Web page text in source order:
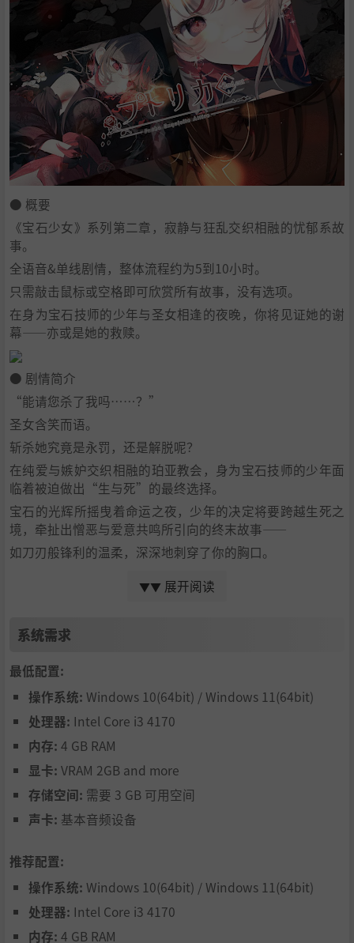
● 概要
《宝石少女》系列第二章，寂静与狂乱交织相融的忧郁系故
事。
全语音&单线剧情，整体流程约为5到10小时。
只需敲击鼠标或空格即可欣赏所有故事，没有选项。
在身为宝石技师的少年与圣女相逢的夜晚，你将见证她的谢
幕——亦或是她的救赎。
● 剧情简介
“能请您杀了我吗……？”
圣女含笑而语。
斩杀她究竟是永罚，还是解脱呢？
在纯爱与嫉妒交织相融的珀亚教会，身为宝石技师的少年面
临着被迫做出“生与死”的最终选择。
宝石的光辉所摇曳着命运之夜，少年的决定将要跨越生死之
境，牵扯出憎恶与爱意共鸣所引向的终末故事——
如刀刃般锋利的温柔，深深地刺穿了你的胸口。
▼▼ 展开阅读
系统需求
最低配置:
操作系统: Windows 10(64bit) / Windows 11(64bit)
处理器: Intel Core i3 4170
内存: 4 GB RAM
显卡: VRAM 2GB and more
存储空间: 需要 3 GB 可用空间
声卡: 基本音频设备
推荐配置:
操作系统: Windows 10(64bit) / Windows 11(64bit)
处理器: Intel Core i3 4170
内存: 4 GB RAM